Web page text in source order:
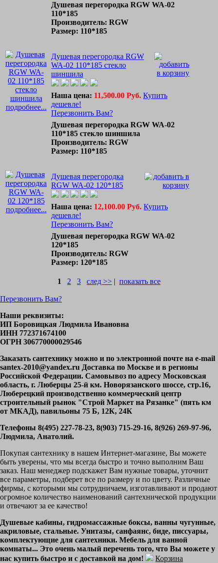
Душевая перегородка RGW WA-02
110*185
Производитель: RGW
Размер: 110*185
подробнее...
Душевая перегородка RGW
WA-02 110*185 стекло
шиншила
Наша цена: 11,500.00 Руб. Купить
дешевле!
Перезвонить Вам?
Душевая перегородка RGW WA-02
110*185 стекло шиншила
Производитель: RGW
Размер: 110*185
подробнее...
Душевая перегородка
RGW WA-02 120*185
Наша цена: 12,100.00 Руб. Купить
дешевле!
Перезвонить Вам?
Душевая перегородка RGW WA-02
120*185
Производитель: RGW
Размер: 120*185
1 2 3 след >> | показать все
Перезвонить Вам?
Наши реквизиты:
ИП Боровицкая Людмила Ивановна
ИНН 772371674100
ОГРН 306770000029546
Заказать сантехнику можно и по электронной почте на e-mail
santex-2010@yandex.ru Доставка по Москве и в регионы
Российской Федерации. Самовывоз по адресу Московская
область, г. Люберцы 25-й км. Новорязанского шоссе, стр.16,
Люберецкий производственно коммерческий центр
строительный рынок "Строй Маркет на Рязанке" (пять км
от МКАД), павильоны 75 Б, 12К, 24К
Телефоны 8(495) 227-78-23, 8(903) 715-29-16, 8(926) 269-97-96,
Людмила, Анатолий.
Покупая сантехнику в нашем Интернет-магазине, Вы можете
быть уверены, что мы всегда быстро и точно выполним Ваш
заказ. Наш менеджер подскажет Вам нужные товары, уточнит
все параметры, подберет все по размеру и по цвету. Различные
фирмы, с которыми мы сотрудничаем, изготавливают и продают
огромное количество наименований сантехнической продукции
и отвечают за ее качество!
Душевые кабины, гидромассажные боксы, ванны чугунные,
акриловые, стальные. Унитазы, санфаянс, биде, писсуары,
комплектующие для сантехники. Мебель для ванной
комнаты... Это очень малый перечень того, что Вы можете у
нас купить быстро и с доставкой на дом!
Корзина